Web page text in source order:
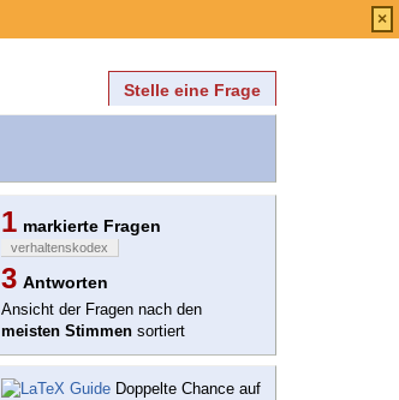
Stelle eine Frage
1 markierte Fragen
verhaltenskodex
3 Antworten
Ansicht der Fragen nach den
meisten Stimmen sortiert
Doppelte Chance auf
×